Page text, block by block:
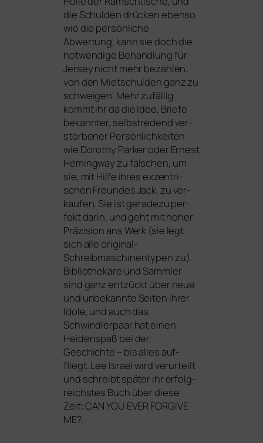
die Schulden drü­cken eben­so
wie die per­sön­li­che
Abwertung, kann sie doch die
not­wen­di­ge Behandlung für
Jersey nicht mehr bezah­len,
von den Mietschulden ganz zu
schwei­gen. Mehr zufäl­lig
kommt ihr da die Idee, Briefe
bekann­ter, selbst­re­dend ver­
stor­be­ner Persönlichkeiten
wie Dorothy Parker oder Ernest
Hemingway zu fäl­schen, um
sie, mit Hilfe ihres exzen­tri­
schen Freundes Jack, zu ver­
kau­fen. Sie ist gera­de­zu per­
fekt dar­in, und geht mit hoher
Präzision ans Werk (sie legt
sich alle ori­gi­nal-
Schreibmaschinentypen zu).
Bibliothekare und Sammler
sind ganz ent­zückt über neue
und unbe­kann­te Seiten ihrer
Idole, und auch das
Schwindlerpaar hat einen
Heidenspaß bei der
Geschichte – bis alles auf­
fliegt. Lee Israel wird ver­ur­teilt
und schreibt spä­ter ihr erfolg­
reichs­tes Buch über die­se
Zeit:CANYOU EVERFORGIVE
ME?.